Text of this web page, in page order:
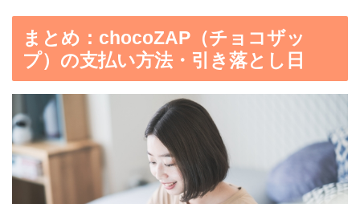
まとめ：chocoZAP（チョコザッ
プ）の支払い方法・引き落とし日